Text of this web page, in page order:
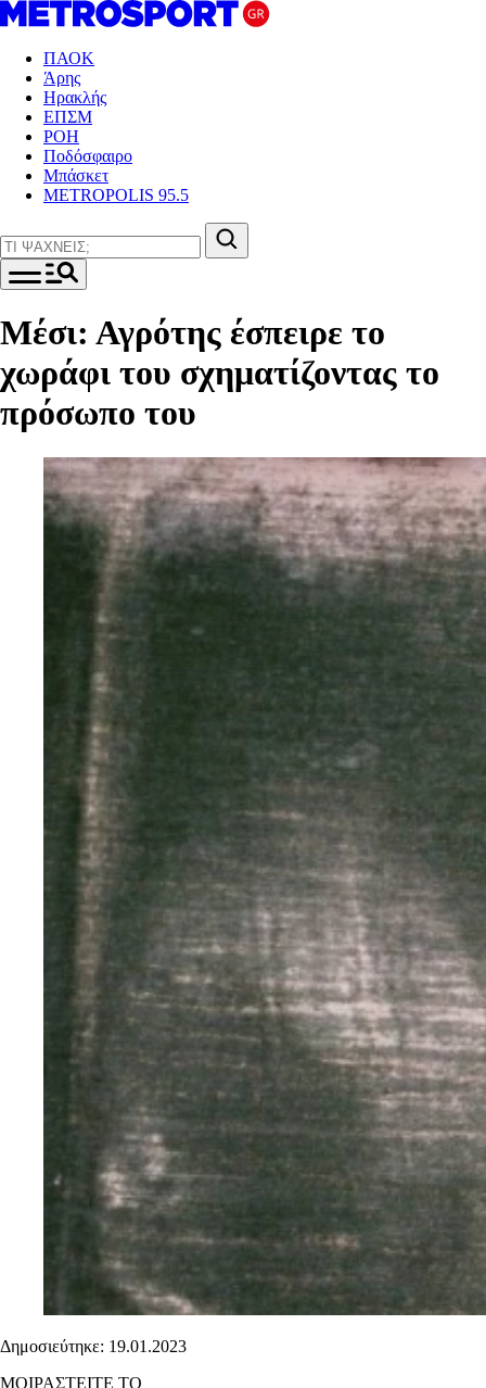
ΠΑΟΚ
Άρης
Ηρακλής
ΕΠΣΜ
ΡΟΗ
Ποδόσφαιρο
Μπάσκετ
METROPOLIS 95.5
Μέσι: Αγρότης έσπειρε το
χωράφι του σχηματίζοντας το
πρόσωπο του
Δημοσιεύτηκε: 19.01.2023
ΜΟΙΡΑΣΤΕΙΤΕ ΤΟ